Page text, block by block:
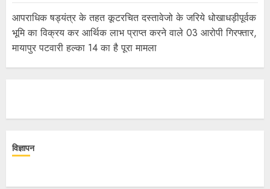
आपराधिक षड्यंत्र के तहत कूटरचित दस्तावेजो के जरिये धोखाधड़ीपूर्वक
भूमि का विक्रय कर आर्थिक लाभ प्राप्त करने वाले 03 आरोपी गिरफ्तार,
मायापुर पटवारी हल्का 14 का है पूरा मामला
विज्ञापन